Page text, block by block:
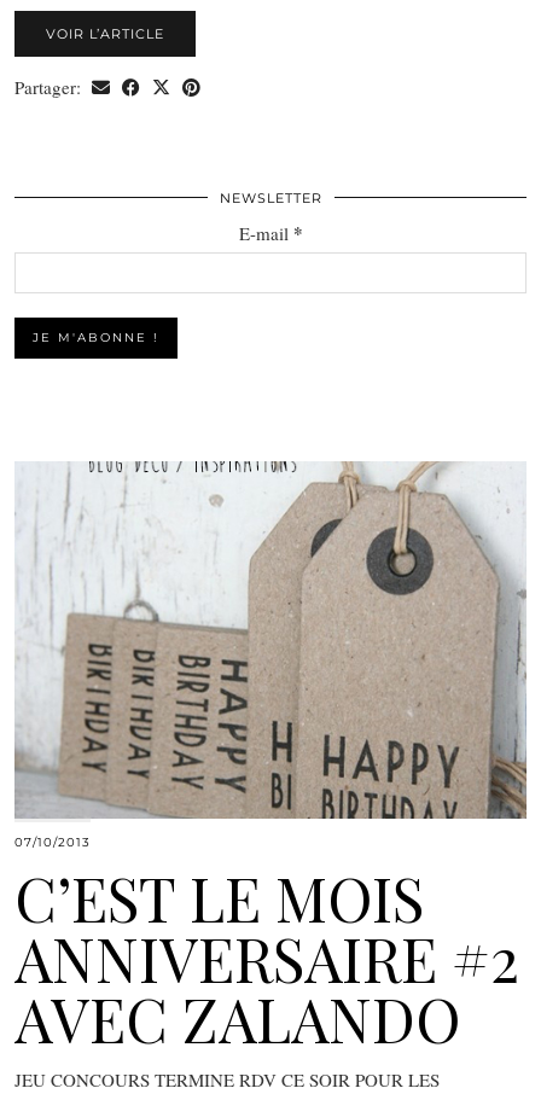
VOIR L’ARTICLE
Partager:
NEWSLETTER
E-mail *
07/10/2013
C’EST LE MOIS
ANNIVERSAIRE #2
AVEC ZALANDO
JEU CONCOURS TERMINE RDV CE SOIR POUR LES